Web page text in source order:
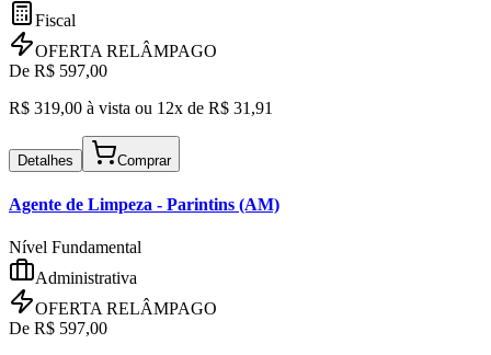
Fiscal
OFERTA RELÂMPAGO
De R$ 597,00
R$ 319,00 à vista ou 12x de R$ 31,91
Detalhes Comprar
Agente de Limpeza - Parintins (AM)
Nível Fundamental
Administrativa
OFERTA RELÂMPAGO
De R$ 597,00